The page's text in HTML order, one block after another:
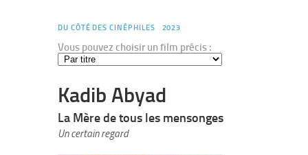
DU CÔTÉ DES CINÉPHILES 2023
Vous pouvez choisir un film précis :
Kadib Abyad
La Mère de tous les mensonges
Un certain regard